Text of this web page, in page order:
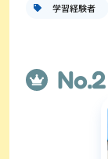
学習経験者